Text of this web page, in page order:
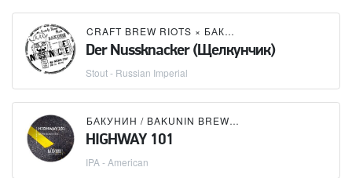
CRAFT BREW RIOTS × БАКУНИН / BAKUNIN BREWING CO.
Der Nussknacker (Щелкунчик)
Stout - Russian Imperial
БАКУНИН / BAKUNIN BREWING CO.
HIGHWAY 101
IPA - American